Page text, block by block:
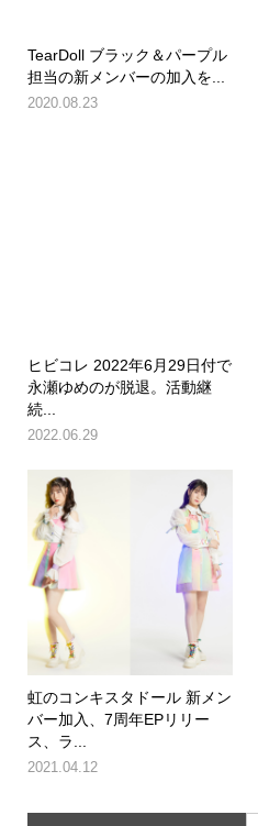
TearDoll ブラック＆パープル
担当の新メンバーの加入を...
2020.08.23
ヒビコレ 2022年6月29日付で
永瀬ゆめのが脱退。活動継
続...
2022.06.29
虹のコンキスタドール 新メン
バー加入、7周年EPリリー
ス、ラ...
2021.04.12